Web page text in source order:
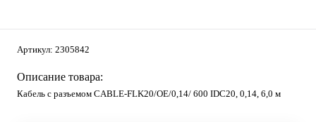
Артикул: 2305842
Описание товара:
Кабель с разъемом CABLE-FLK20/OE/0,14/ 600 IDC20, 0,14, 6,0 м